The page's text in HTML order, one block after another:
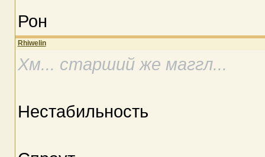
Рон
Rhiwelin
Хм... старший же маггл...
Нестабильность